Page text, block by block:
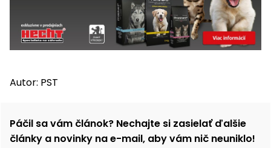
Autor: PST
Páčil sa vám článok? Nechajte si zasielať ďalšie
články a novinky na e-mail, aby vám nič neuniklo!